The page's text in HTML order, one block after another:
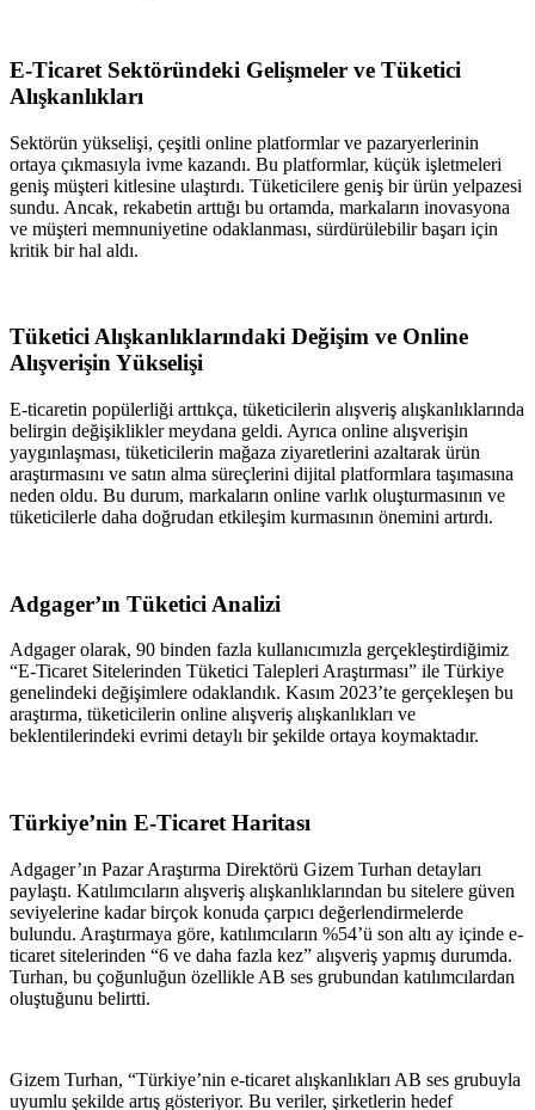
E-Ticaret Sektöründeki Gelişmeler ve Tüketici
Alışkanlıkları
Sektörün yükselişi, çeşitli online platformlar ve pazaryerlerinin
ortaya çıkmasıyla ivme kazandı. Bu platformlar, küçük işletmeleri
geniş müşteri kitlesine ulaştırdı. Tüketicilere geniş bir ürün yelpazesi
sundu. Ancak, rekabetin arttığı bu ortamda, markaların inovasyona
ve müşteri memnuniyetine odaklanması, sürdürülebilir başarı için
kritik bir hal aldı.
Tüketici Alışkanlıklarındaki Değişim ve Online
Alışverişin Yükselişi
E-ticaretin popülerliği arttıkça, tüketicilerin alışveriş alışkanlıklarında
belirgin değişiklikler meydana geldi. Ayrıca online alışverişin
yaygınlaşması, tüketicilerin mağaza ziyaretlerini azaltarak ürün
araştırmasını ve satın alma süreçlerini dijital platformlara taşımasına
neden oldu. Bu durum, markaların online varlık oluşturmasının ve
tüketicilerle daha doğrudan etkileşim kurmasının önemini artırdı.
Adgager’ın Tüketici Analizi
Adgager olarak, 90 binden fazla kullanıcımızla gerçekleştirdiğimiz
“E-Ticaret Sitelerinden Tüketici Talepleri Araştırması” ile Türkiye
genelindeki değişimlere odaklandık. Kasım 2023’te gerçekleşen bu
araştırma, tüketicilerin online alışveriş alışkanlıkları ve
beklentilerindeki evrimi detaylı bir şekilde ortaya koymaktadır.
Türkiye’nin E-Ticaret Haritası
Adgager’ın Pazar Araştırma Direktörü Gizem Turhan detayları
paylaştı. Katılımcıların alışveriş alışkanlıklarından bu sitelere güven
seviyelerine kadar birçok konuda çarpıcı değerlendirmelerde
bulundu. Araştırmaya göre, katılımcıların %54’ü son altı ay içinde e-
ticaret sitelerinden “6 ve daha fazla kez” alışveriş yapmış durumda.
Turhan, bu çoğunluğun özellikle AB ses grubundan katılımcılardan
oluştuğunu belirtti.
Gizem Turhan, “Türkiye’nin e-ticaret alışkanlıkları AB ses grubuyla
uyumlu şekilde artış gösteriyor. Bu veriler, şirketlerin hedef